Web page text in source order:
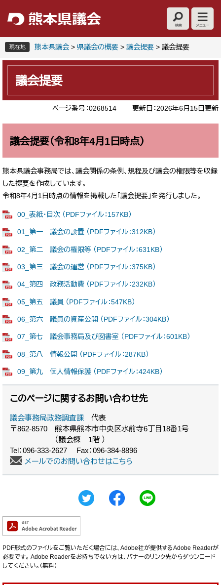
の
ー
現在地 熊本県議会 > 県議会の概要 > 議会提要 > 議会提要
本
議会提要
ページ番号：0268514 更新日：2026年6月15日更新
議会提要（令和8年4月1日時点）
熊本県議会事務局では、議会関係の条例、規程及び議会の権限等を収録
した提要を作成しています。
令和8年4月1日時点の情報を掲載した「議会提要」を発行しました。
00_表紙・目次 （PDFファイル：157KB）
01_第一 議会の設置 （PDFファイル：312KB）
02_第二 議会の権限等 （PDFファイル：631KB）
03_第三 議会の運営 （PDFファイル：375KB）
04_第四 政務活動費 （PDFファイル：232KB）
05_第五 議員 （PDFファイル：547KB）
06_第六 議員の資産公開 （PDFファイル：304KB）
07_第七 議会事務局及び図書室 （PDFファイル：601KB）
08_第八 情報公開 （PDFファイル：287KB）
09_第九 個人情報保護 （PDFファイル：424KB）
このページに関するお問い合わせ先
議会事務局政務調査課
代表
〒862-8570
熊本県熊本市中央区水前寺6丁目18番1号
（議会棟 1階 ）
Tel：096-333-2627
Fax：096-384-8896
メールでのお問い合わせはこちら
PDF形式のファイルをご覧いただく場合には、Adobe社が提供するAdobe Readerが
必要です。 Adobe Readerをお持ちでない方は、バナーのリンク先からダウンロード
してください。（無料）